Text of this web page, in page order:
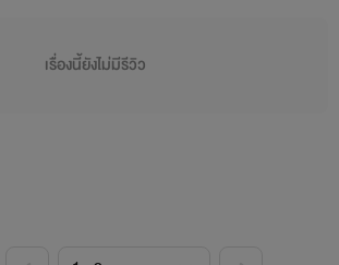
เทพธิดาแห่งเสียงเพลงที่หายไปจากวงการถึง3ปี
เรื่องนี้ยังไม่มีรีวิว